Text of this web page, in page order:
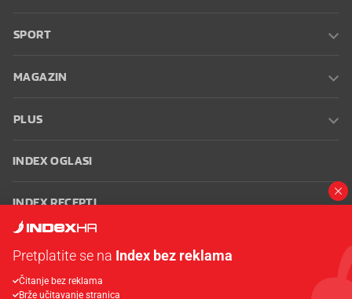
SPORT
MAGAZIN
PLUS
INDEX OGLASI
INDEX RECEPTI
Oglašavanje Zaposli se na Indexu
Pretplatite se na Index bez reklama
Čitanje bez reklama
Brže učitavanje stranica